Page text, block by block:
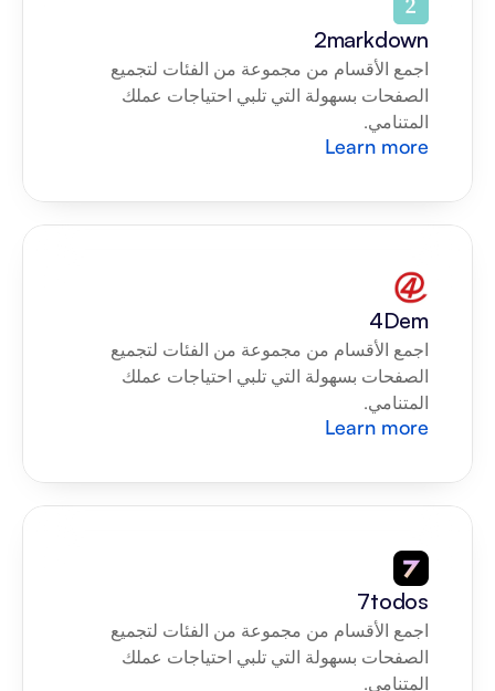
2markdown
المتنامي.
Learn more
4Dem
المتنامي.
Learn more
7todos
المتنامي.